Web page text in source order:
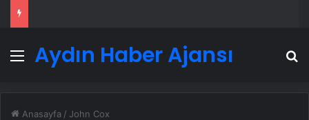
Menü
Aydın Haber Ajansı
Anasayfa / John Cox